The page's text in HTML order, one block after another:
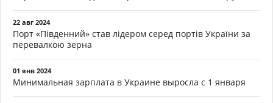
22 авг 2024
Порт «Південний» став лідером серед портів України за
перевалкою зерна
01 янв 2024
Минимальная зарплата в Украине выросла с 1 января